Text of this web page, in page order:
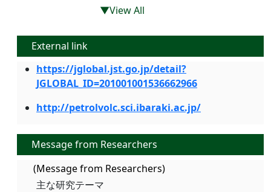
▼View All
External link
https://jglobal.jst.go.jp/detail?
JGLOBAL_ID=201001001536662966
http://petrolvolc.sci.ibaraki.ac.jp/
Message from Researchers
(Message from Researchers)
主な研究テーマ